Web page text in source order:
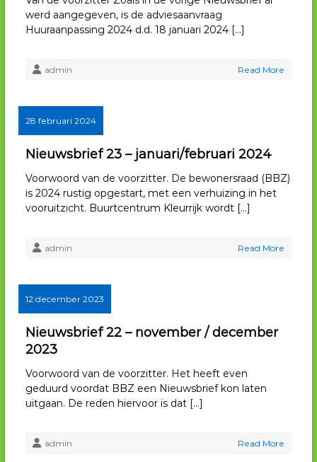
werd aangegeven, is de adviesaanvraag
Huuraanpassing 2024 d.d. 18 januari 2024 […]
admin Read More
28 februari 2024
Nieuwsbrief 23 – januari/februari 2024
Voorwoord van de voorzitter. De bewonersraad (BBZ)
is 2024 rustig opgestart, met een verhuizing in het
vooruitzicht. Buurtcentrum Kleurrijk wordt […]
admin Read More
12 december 2023
Nieuwsbrief 22 – november / december
2023
Voorwoord van de voorzitter. Het heeft even
geduurd voordat BBZ een Nieuwsbrief kon laten
uitgaan. De reden hiervoor is dat […]
admin Read More